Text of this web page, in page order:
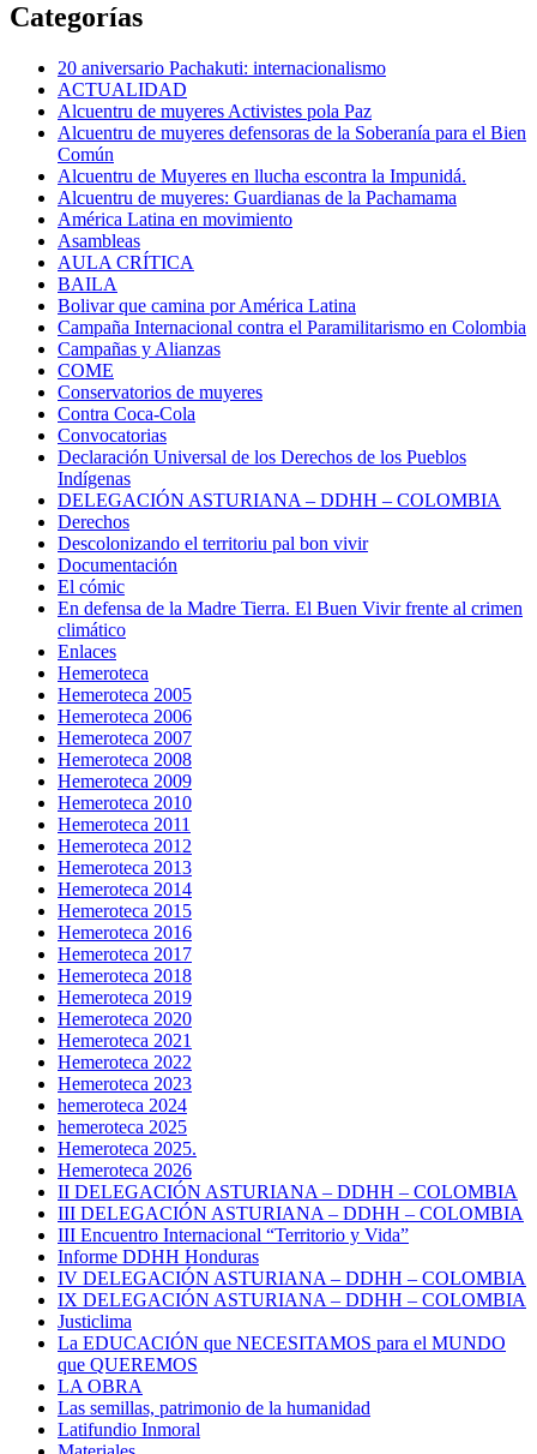
Categorías
20 aniversario Pachakuti: internacionalismo
ACTUALIDAD
Alcuentru de muyeres Activistes pola Paz
Alcuentru de muyeres defensoras de la Soberanía para el Bien
Común
Alcuentru de Muyeres en llucha escontra la Impunidá.
Alcuentru de muyeres: Guardianas de la Pachamama
América Latina en movimiento
Asambleas
AULA CRÍTICA
BAILA
Bolivar que camina por América Latina
Campaña Internacional contra el Paramilitarismo en Colombia
Campañas y Alianzas
COME
Conservatorios de muyeres
Contra Coca-Cola
Convocatorias
Declaración Universal de los Derechos de los Pueblos
Indígenas
DELEGACIÓN ASTURIANA – DDHH – COLOMBIA
Derechos
Descolonizando el territoriu pal bon vivir
Documentación
El cómic
En defensa de la Madre Tierra. El Buen Vivir frente al crimen
climático
Enlaces
Hemeroteca
Hemeroteca 2005
Hemeroteca 2006
Hemeroteca 2007
Hemeroteca 2008
Hemeroteca 2009
Hemeroteca 2010
Hemeroteca 2011
Hemeroteca 2012
Hemeroteca 2013
Hemeroteca 2014
Hemeroteca 2015
Hemeroteca 2016
Hemeroteca 2017
Hemeroteca 2018
Hemeroteca 2019
Hemeroteca 2020
Hemeroteca 2021
Hemeroteca 2022
Hemeroteca 2023
hemeroteca 2024
hemeroteca 2025
Hemeroteca 2025.
Hemeroteca 2026
II DELEGACIÓN ASTURIANA – DDHH – COLOMBIA
III DELEGACIÓN ASTURIANA – DDHH – COLOMBIA
III Encuentro Internacional “Territorio y Vida”
Informe DDHH Honduras
IV DELEGACIÓN ASTURIANA – DDHH – COLOMBIA
IX DELEGACIÓN ASTURIANA – DDHH – COLOMBIA
Justiclima
La EDUCACIÓN que NECESITAMOS para el MUNDO
que QUEREMOS
LA OBRA
Las semillas, patrimonio de la humanidad
Latifundio Inmoral